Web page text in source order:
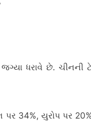
ધરાવે છે. ચીનની
34%, યુરોપ પર 20%,